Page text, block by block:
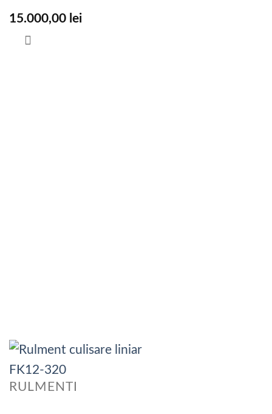
15.000,00 lei
RULMENTI